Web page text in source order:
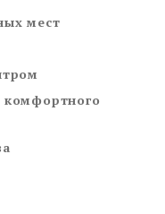
мест
комфортного